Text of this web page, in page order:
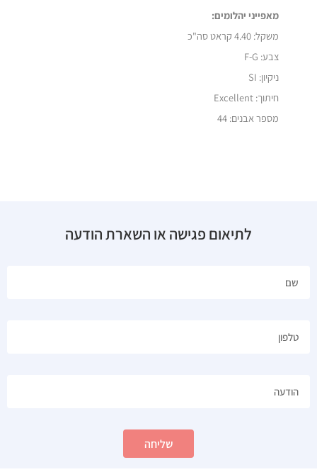
מאפייני יהלומים:
משקל: 4.40 קראט סה"כ
צבע: F-G
ניקיון: SI
חיתוך: Excellent
מספר אבנים: 44
לתיאום פגישה או השארת הודעה
שליחה